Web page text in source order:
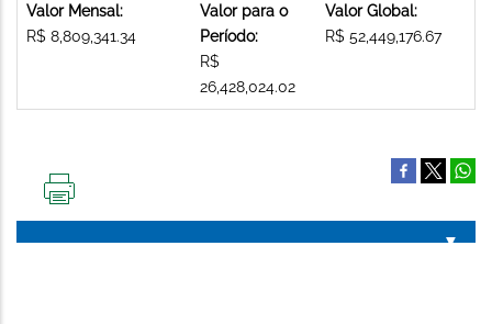
Valor Mensal:
R$ 8,809,341.34
Valor para o
Período:
R$
26,428,024.02
Valor Global:
R$ 52,449,176.67
PÁGINA